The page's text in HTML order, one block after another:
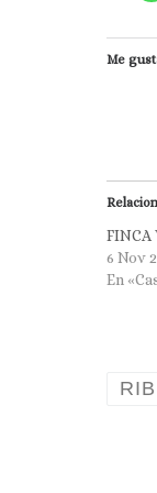
Me
FINCA
6 Nov
En